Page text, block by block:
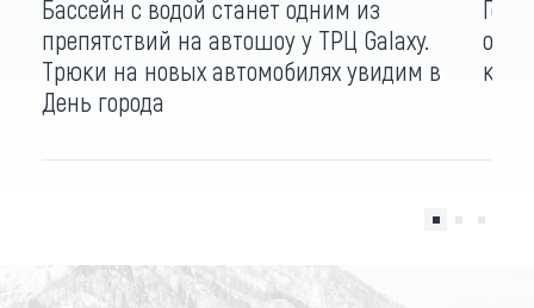
Бассейн с водой станет одним из
препятствий на автошоу у ТРЦ Galaxy.
Трюки на новых автомобилях увидим в
День города